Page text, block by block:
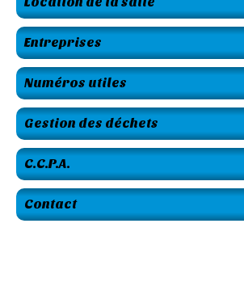
Entreprises
Numéros utiles
Gestion des déchets
C.C.P.A.
Contact